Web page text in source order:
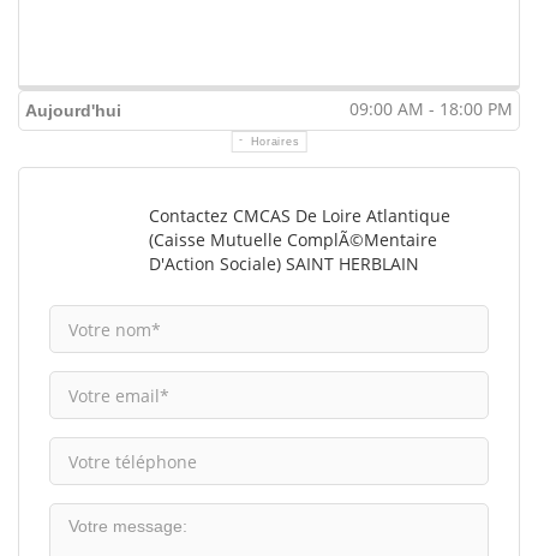
Aujourd'hui 09:00 AM - 18:00 PM
Horaires
Contactez CMCAS De Loire Atlantique
(Caisse Mutuelle ComplÃ©mentaire
D'Action Sociale) SAINT HERBLAIN